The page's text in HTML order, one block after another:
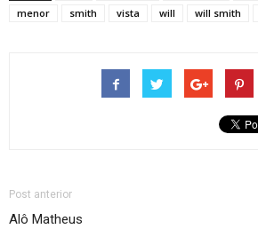
menor
smith vista will will smith
Post anterior
Alô Matheus